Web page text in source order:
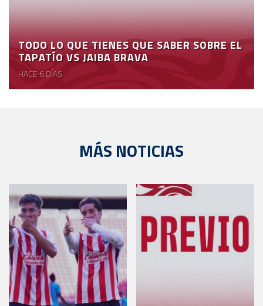
TODO LO QUE TIENES QUE SABER SOBRE EL
TAPATÍO VS JAIBA BRAVA
HACE 6 DÍAS
MÁS NOTICIAS